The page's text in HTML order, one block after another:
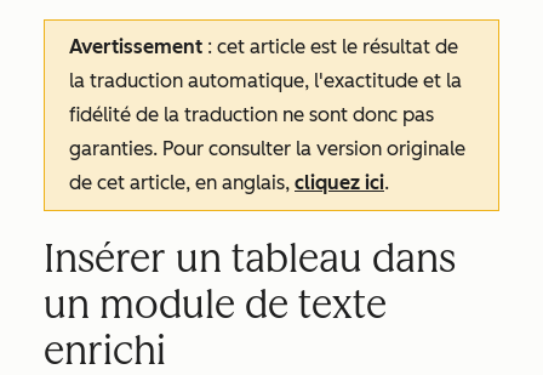
Avertissement : cet article est le résultat de
la traduction automatique, l'exactitude et la
fidélité de la traduction ne sont donc pas
garanties. Pour consulter la version originale
de cet article, en anglais, cliquez ici.
Insérer un tableau dans
un module de texte
enrichi